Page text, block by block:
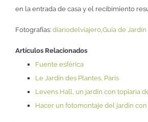
en la entrada de casa y el recibimiento
Fotografías: diariodelviajero Guía de Jardín
Artículos Relacionados
Fuente esférica
Le Jardin des Plantes, Paris
Levens Hall, un jardín con topiaria
Hacer un fotomontaje del jardín con